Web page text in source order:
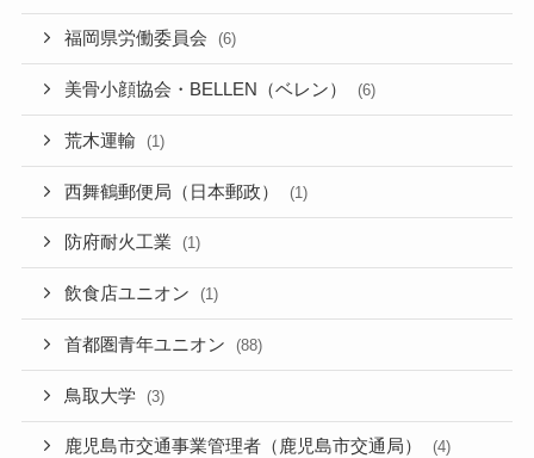
福岡県労働委員会 (6)
美骨小顔協会・BELLEN（ベレン） (6)
荒木運輸 (1)
西舞鶴郵便局（日本郵政） (1)
防府耐火工業 (1)
飲食店ユニオン (1)
首都圏青年ユニオン (88)
鳥取大学 (3)
鹿児島市交通事業管理者（鹿児島市交通局） (4)